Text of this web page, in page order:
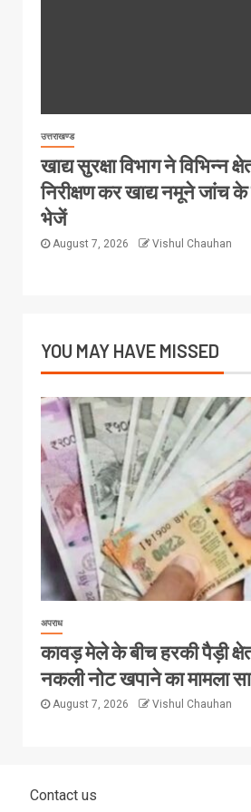
उत्तराखण्ड
खाद्य सुरक्षा विभाग ने विभिन्न
निरीक्षण कर खाद्य नमूने जांच के
भेजें
August 7, 2026 Vishul Chauhan
YOU MAY HAVE MISSED
अपराध
कावड़ मेले के बीच हरकी पैड़ी
नकली नोट खपाने का मामला
August 7, 2026 Vishul Chauhan
Contact us